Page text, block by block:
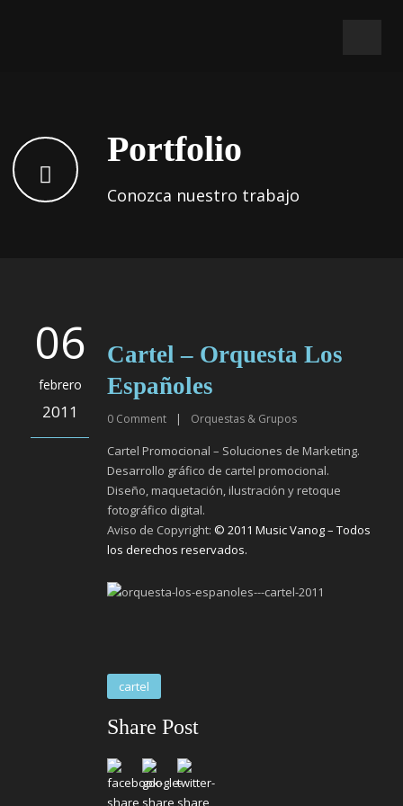
Portfolio
Conozca nuestro trabajo
06
febrero
2011
Cartel – Orquesta Los
Españoles
0 Comment | Orquestas & Grupos
Cartel Promocional – Soluciones de Marketing.
Desarrollo gráfico de cartel promocional.
Diseño, maquetación, ilustración y retoque
fotográfico digital.
Aviso de Copyright: © 2011 Music Vanog – Todos
los derechos reservados.
cartel
Share Post